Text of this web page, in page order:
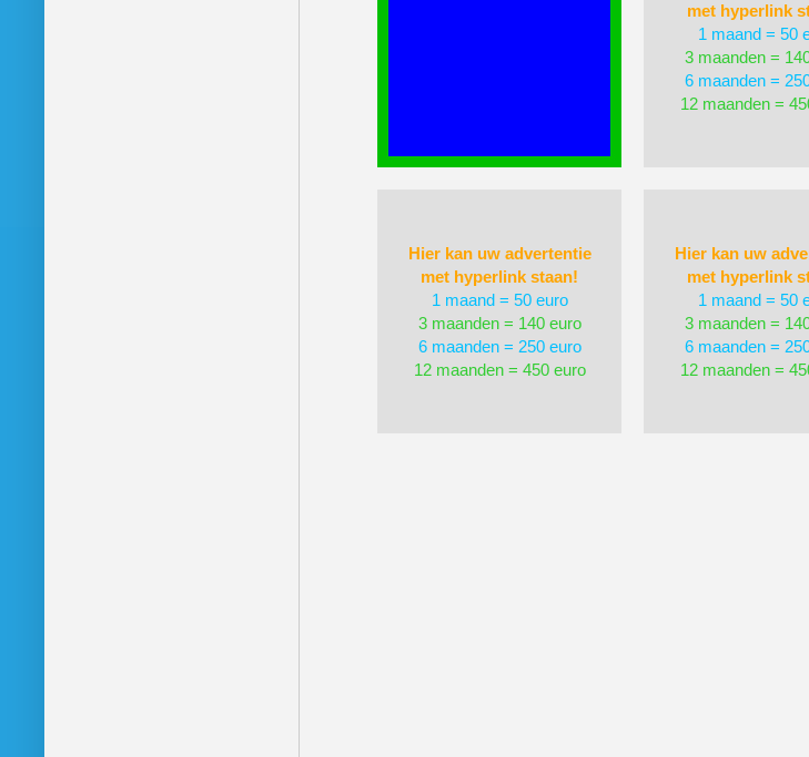
met hyperlink
1 maand = 50
3 maanden =
6 maanden =
12 maanden =
Hier kan uw advertentie
met hyperlink staan!
1 maand = 50 euro
3 maanden = 140 euro
6 maanden = 250 euro
12 maanden = 450 euro
Hier kan uw
met hyperlink
1 maand = 50
3 maanden =
6 maanden =
12 maanden =